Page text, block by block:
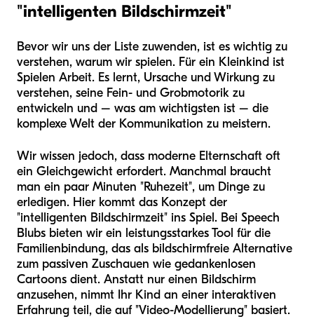
"intelligenten Bildschirmzeit"
Bevor wir uns der Liste zuwenden, ist es wichtig zu
verstehen, warum wir spielen. Für ein Kleinkind ist
Spielen Arbeit. Es lernt, Ursache und Wirkung zu
verstehen, seine Fein- und Grobmotorik zu
entwickeln und – was am wichtigsten ist – die
komplexe Welt der Kommunikation zu meistern.
Wir wissen jedoch, dass moderne Elternschaft oft
ein Gleichgewicht erfordert. Manchmal braucht
man ein paar Minuten "Ruhezeit", um Dinge zu
erledigen. Hier kommt das Konzept der
"intelligenten Bildschirmzeit" ins Spiel. Bei Speech
Blubs bieten wir ein leistungsstarkes Tool für die
Familienbindung, das als bildschirmfreie Alternative
zum passiven Zuschauen wie gedankenlosen
Cartoons dient. Anstatt nur einen Bildschirm
anzusehen, nimmt Ihr Kind an einer interaktiven
Erfahrung teil, die auf "Video-Modellierung" basiert.